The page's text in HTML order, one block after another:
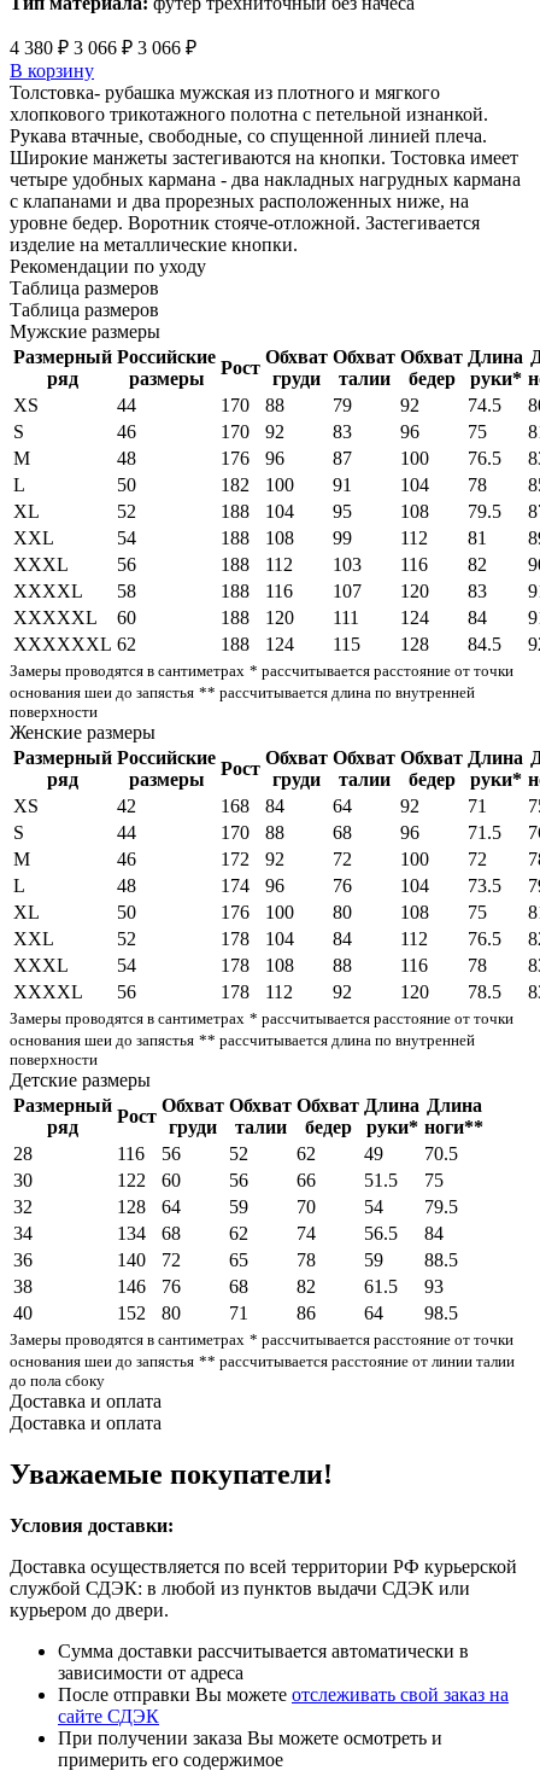
4 380 ₽ 3 066 ₽ 3 066 ₽
В корзину
Толстовка- рубашка мужская из плотного и мягкого
хлопкового трикотажного полотна с петельной изнанкой.
Рукава втачные, свободные, со спущенной линией плеча.
Широкие манжеты застегиваются на кнопки. Тостовка имеет
четыре удобных кармана - два накладных нагрудных кармана
с клапанами и два прорезных расположенных ниже, на
уровне бедер. Воротник стояче-отложной. Застегивается
изделие на металлические кнопки.
Рекомендации по уходу
Таблица размеров
Таблица размеров
Мужские размеры
Размерный
ряд
Российские
размеры
Рост
Обхват
груди
Обхват
талии
Обхват
бедер
Длина
руки*
XS
44 170 88 79 92 74.5
S
46 170 92 83 96 75
M
48 176 96 87 100 76.5
L
50 182 100 91 104 78
XL
52 188 104 95 108 79.5
XXL
54 188 108 99 112 81
XXXL
56 188 112 103 116 82
XXXXL
58 188 116 107 120 83
XXXXXL
60 188 120 111 124 84
XXXXXXL 62 188 124 115 128 84.5
Замеры проводятся в сантиметрах * рассчитывается расстояние от точки
основания шеи до запястья ** рассчитывается длина по внутренней
поверхности
Женские размеры
Размерный
ряд
Российские
размеры
Рост
Обхват
груди
Обхват
талии
Обхват
бедер
Длина
руки*
XS
42 168 84 64 92 71
S
44 170 88 68 96 71.5
M
46 172 92 72 100 72
L
48 174 96 76 104 73.5
XL
50 176 100 80 108 75
XXL
52 178 104 84 112 76.5
XXXL
54 178 108 88 116 78
XXXXL
56 178 112 92 120 78.5
Замеры проводятся в сантиметрах * рассчитывается расстояние от точки
основания шеи до запястья ** рассчитывается длина по внутренней
поверхности
Детские размеры
Размерный
ряд
Рост
Обхват
груди
Обхват
талии
Обхват
бедер
Длина
руки*
Длина
ноги**
28
116 56 52 62 49
70.5
30
122 60 56 66 51.5
75
32
128 64 59 70 54
79.5
34
134 68 62 74 56.5
84
36
140 72 65 78 59
88.5
38
146 76 68 82 61.5
93
40
152 80 71 86 64 98.5
Замеры проводятся в сантиметрах * рассчитывается расстояние от точки
основания шеи до запястья ** рассчитывается расстояние от линии талии
до пола сбоку
Доставка и оплата
Доставка и оплата
Уважаемые покупатели!
Условия доставки:
Доставка осуществляется по всей территории РФ курьерской
службой СДЭК: в любой из пунктов выдачи СДЭК или
курьером до двери.
Сумма доставки рассчитывается автоматически в
зависимости от адреса
После отправки Вы можете отслеживать свой заказ на
сайте СДЭК
При получении заказа Вы можете осмотреть и
примерить его содержимое